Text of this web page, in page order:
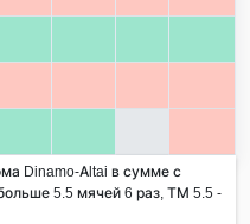
Dinamo-Altai в сумме с
5.5 мячей 6 раз, ТМ 5.5 -